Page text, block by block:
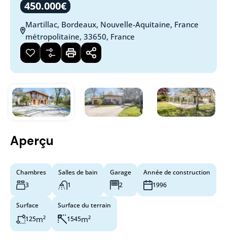
450.000€
Martillac, Bordeaux, Nouvelle-Aquitaine, France
métropolitaine, 33650, France
Aperçu
Chambres
3
Salles de bain
1
Garage
2
Année de construction
1996
Surface
125m²
Surface du terrain
1545m²